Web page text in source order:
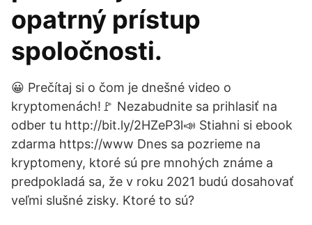
opatrný prístup
spoločnosti.
😀 Prečítaj si o čom je dnešné video o
kryptomenách!🚩 Nezabudnite sa prihlasiť na
odber tu http://bit.ly/2HZeP3l📣 Stiahni si ebook
zdarma https://www Dnes sa pozrieme na
kryptomeny, ktoré sú pre mnohých známe a
predpokladá sa, že v roku 2021 budú dosahovať
veľmi slušné zisky. Ktoré to sú?